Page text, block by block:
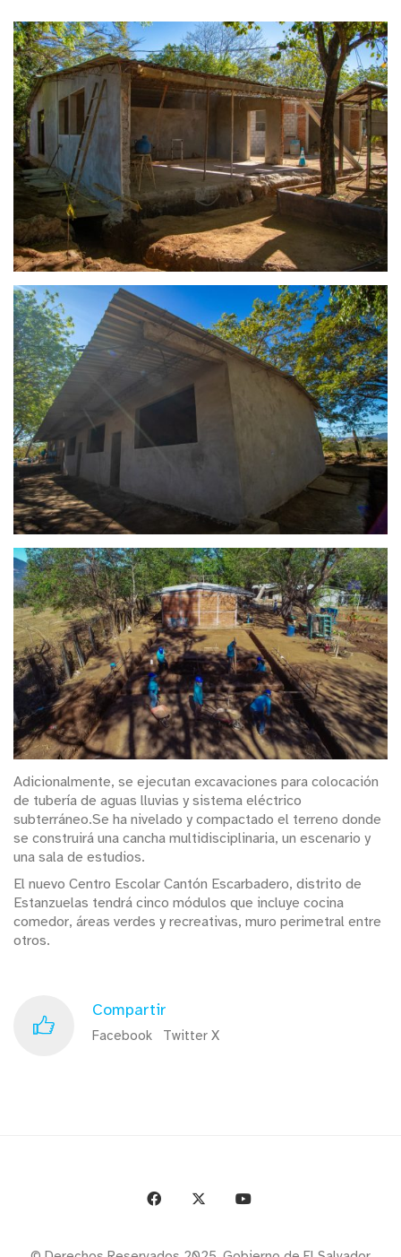
Adicionalmente, se ejecutan excavaciones para colocación
de tubería de aguas lluvias y sistema eléctrico
subterráneo.Se ha nivelado y compactado el terreno donde
se construirá una cancha multidisciplinaria, un escenario y
una sala de estudios.
El nuevo Centro Escolar Cantón Escarbadero, distrito de
Estanzuelas tendrá cinco módulos que incluye cocina
comedor, áreas verdes y recreativas, muro perimetral entre
otros.
Compartir
Facebook Twitter X